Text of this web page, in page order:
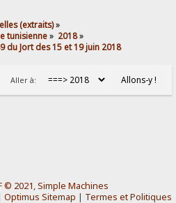
(extraits)»
tunisienne» 2018»
du Jort des 15 et 19 juin 2018
Aller à:
© 2021,Simple Machines
Optimus Sitemap | Termes et Politiques